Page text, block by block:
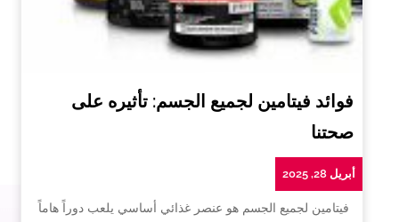
فوائد فيتامين لجميع الجسم: تأثيره على
صحتنا
أبريل 28, 2025
فيتامين لجميع الجسم هو عنصر غذائي أساسي يلعب دوراً هاماً